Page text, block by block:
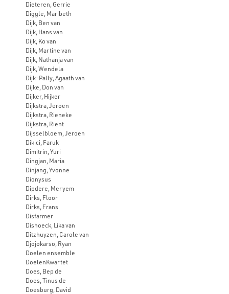
Dieteren, Gerrie
Diggle, Maribeth
Dijk, Ben van
Dijk, Hans van
Dijk, Ko van
Dijk, Martine van
Dijk, Nathanja van
Dijk, Wendela
Dijk-Pally, Agaath van
Dijke, Don van
Dijker, Hijker
Dijkstra, Jeroen
Dijkstra, Rieneke
Dijkstra, Rient
Dijsselbloem, Jeroen
Dikici, Faruk
Dimitrin, Yuri
Dingjan, Maria
Dinjang, Yvonne
Dionysus
Dipdere, Meryem
Dirks, Floor
Dirks, Frans
Disfarmer
Dishoeck, Lika van
Ditzhuyzen, Carole van
Djojokarso, Ryan
Doelen ensemble
DoelenKwartet
Does, Bep de
Does, Tinus de
Doesburg, David